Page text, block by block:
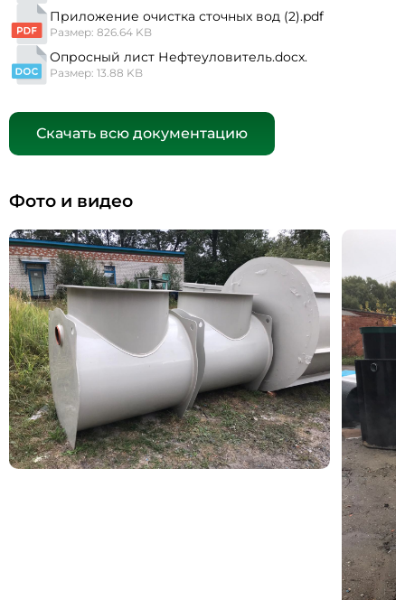
Приложение очистка сточных вод (2).pdf
Размер: 826.64 KB
Опросный лист Нефтеуловитель.docx.
Размер: 13.88 KB
Скачать всю документацию
Фото и видео